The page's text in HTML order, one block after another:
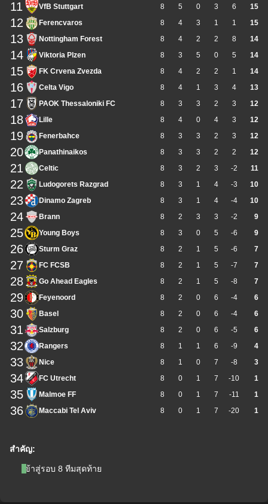
สำคัญ:
เข้าสู่รอบ 8 ทีมสุดท้าย
11 VfB Stuttgart 8 5 0 3 6 15
12 Ferencvaros 8 4 3 1 1 15
13 Nottingham Forest 8 4 2 2 8 14
14 Viktoria Plzen 8 3 5 0 5 14
15 FK Crvena Zvezda 8 4 2 2 1 14
16 Celta Vigo 8 4 1 3 4 13
17 PAOK Thessaloniki FC 8 3 3 2 3 12
18 Lille 8 4 0 4 3 12
19 Fenerbahce 8 3 3 2 3 12
20 Panathinaikos 8 3 3 2 2 12
21 Celtic 8 3 2 3 -2 11
22 Ludogorets Razgrad 8 3 1 4 -3 10
23 Dinamo Zagreb 8 3 1 4 -4 10
24 Brann 8 2 3 3 -2 9
25 Young Boys 8 3 0 5 -6 9
26 Sturm Graz 8 2 1 5 -6 7
27 FC FCSB 8 2 1 5 -7 7
28 Go Ahead Eagles 8 2 1 5 -8 7
29 Feyenoord 8 2 0 6 -4 6
30 Basel 8 2 0 6 -4 6
31 Salzburg 8 2 0 6 -5 6
32 Rangers 8 1 1 6 -9 4
33 Nice 8 1 0 7 -8 3
34 FC Utrecht 8 0 1 7 -10 1
35 Malmoe FF 8 0 1 7 -11 1
36 Maccabi Tel Aviv 8 0 1 7 -20 1